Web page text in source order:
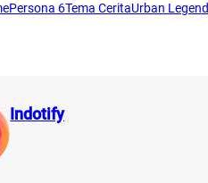
Persona 6Tema CeritaUrban Legend
Indotify